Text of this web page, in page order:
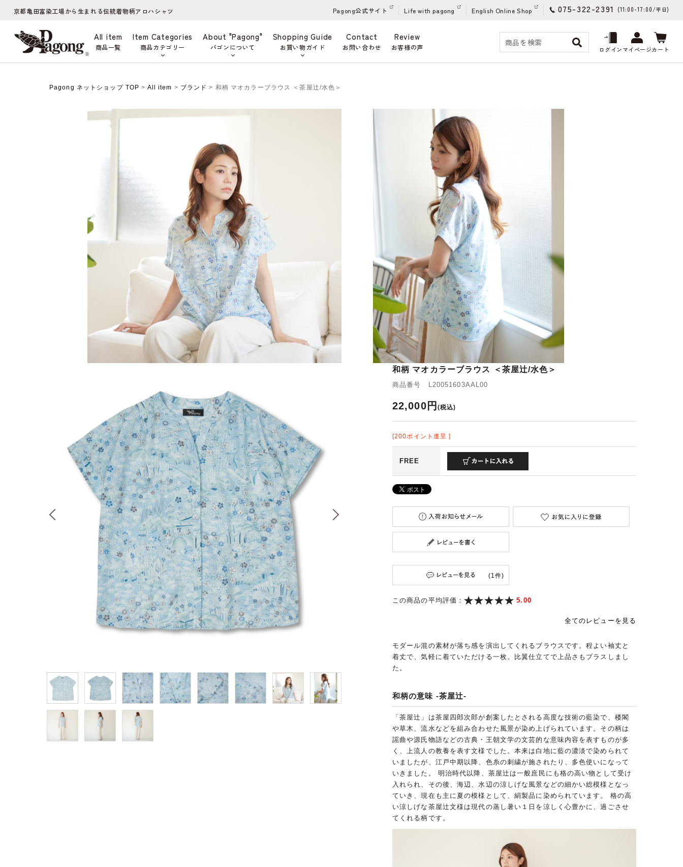
京都亀田富染工場から生まれる伝統着物柄アロハシャツ Pagong公式サイト Life with pagong English Online Shop 075-322-2391 (11:00-17:00/平日)
All item
商品一覧
Item Categories
商品カテゴリー
About "Pagong"
パゴンについて
Shopping Guide
お買い物ガイド
Contact
お問い合わせ
Review
お客様の声 ログインマイページカート
Pagong ネットショップ TOP > All item > ブランド > 和柄 マオカラーブラウス ＜茶屋辻/水色＞
和柄 マオカラーブラウス ＜茶屋辻/水色＞
商品番号 L20051603AAL00
22,000円 (税込)
[200ポイント進呈 ]
FREE
(1件)
この商品の平均評価： 5.00
全てのレビューを見る
モダール混の素材が落ち感を演出してくれるブラウスです。程よい袖丈と
着丈で、気軽に着ていただける一枚。比翼仕立てで上品さもプラスしまし
た。
和柄の意味 -茶屋辻-
「茶屋辻」は茶屋四郎次郎が創案したとされる高度な技術の藍染で、楼閣
や草木、流水などを組み合わせた風景が染め上げられています。その柄は
謡曲や源氏物語などの古典・王朝文学の文芸的な意味内容を表すものが多
く、上流人の教養を表す文様でした。本来は白地に藍の濃淡で染められて
いましたが、江戸中期以降、色糸の刺繍が施されたり、多色使いになって
いきました。 明治時代以降、茶屋辻は一般庶民にも格の高い物として受け
入れられ、その後、海辺、水辺の涼しげな風景などの細かい総模様となっ
ていき、現在も主に夏の模様として、絹製品に染められています。 格の高
い涼しげな茶屋辻文様は現代の蒸し暑い１日を涼しく心豊かに、過ごさせ
てくれる柄です。